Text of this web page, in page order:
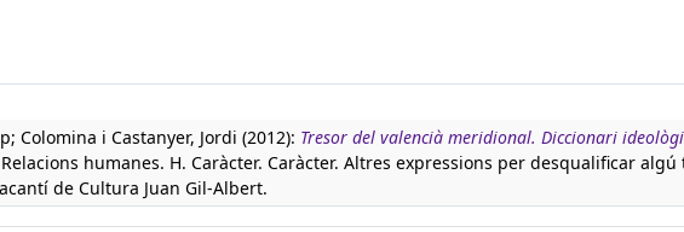
Colomina i Castanyer, Jordi (2012): Tresor del valencià meridional. Diccionari
humanes. H. Caràcter. Caràcter. Altres expressions per desqualificar
de Cultura Juan Gil-Albert.